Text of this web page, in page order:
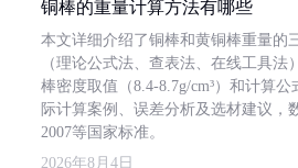
铜棒的重量计算方法有哪些
本文详细介绍了铜棒和黄铜棒重量的
（理论公式法、查表法、在线工具法
棒密度取值（8.4-8.7g/cm³）和计算
际计算案例、误差分析及选材建议，
2007等国家标准。
2026年8月4日